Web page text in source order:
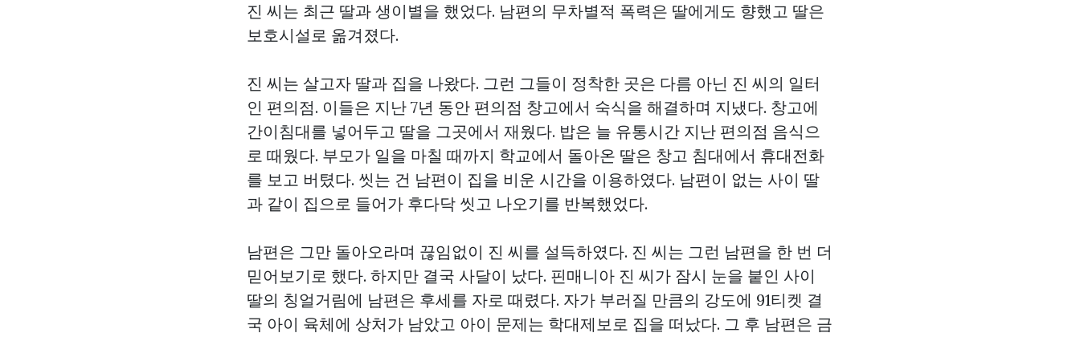
진 씨는 최근 딸과 생이별을 했었다. 남편의 무차별적 폭력은 딸에게도 향했고 딸은
보호시설로 옮겨졌다.
진 씨는 살고자 딸과 집을 나왔다. 그런 그들이 정착한 곳은 다름 아닌 진 씨의 일터
인 편의점. 이들은 지난 7년 동안 편의점 창고에서 숙식을 해결하며 지냈다. 창고에
간이침대를 넣어두고 딸을 그곳에서 재웠다. 밥은 늘 유통시간 지난 편의점 음식으
로 때웠다. 부모가 일을 마칠 때까지 학교에서 돌아온 딸은 창고 침대에서 휴대전화
를 보고 버텼다. 씻는 건 남편이 집을 비운 시간을 이용하였다. 남편이 없는 사이 딸
과 같이 집으로 들어가 후다닥 씻고 나오기를 반복했었다.
남편은 그만 돌아오라며 끊임없이 진 씨를 설득하였다. 진 씨는 그런 남편을 한 번 더
믿어보기로 했다. 하지만 결국 사달이 났다. 핀매니아 진 씨가 잠시 눈을 붙인 사이
딸의 칭얼거림에 남편은 후세를 자로 때렸다. 자가 부러질 만큼의 강도에 91티켓 결
국 아이 육체에 상처가 남았고 아이 문제는 학대제보로 집을 떠났다. 그 후 남편은 금